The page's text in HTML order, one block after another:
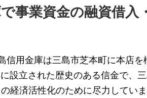
事業資金の融資借入
用金庫は三島市芝本町に本店を
設立された歴史のある信金で、
経済活性化のために尽力していま